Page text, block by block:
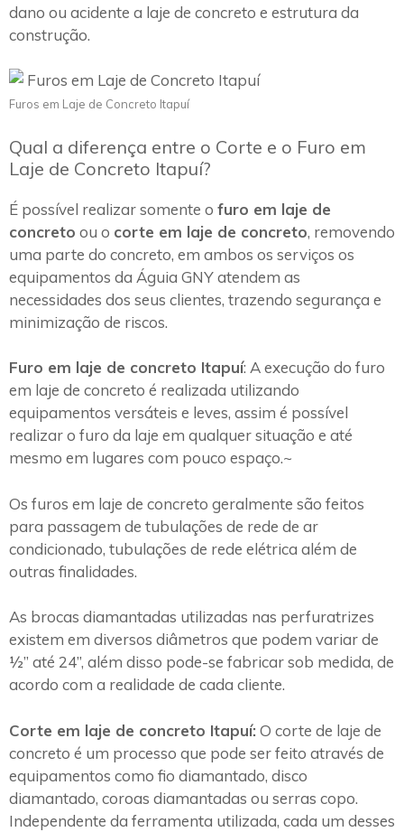
dano ou acidente a laje de concreto e estrutura da
construção.
Furos em Laje de Concreto Itapuí
Qual a diferença entre o Corte e o Furo em
Laje de Concreto Itapuí?
É possível realizar somente o furo em laje de
concreto ou o corte em laje de concreto, removendo
uma parte do concreto, em ambos os serviços os
equipamentos da Águia GNY atendem as
necessidades dos seus clientes, trazendo segurança e
minimização de riscos.
Furo em laje de concreto Itapuí: A execução do furo
em laje de concreto é realizada utilizando
equipamentos versáteis e leves, assim é possível
realizar o furo da laje em qualquer situação e até
mesmo em lugares com pouco espaço.~
Os furos em laje de concreto geralmente são feitos
para passagem de tubulações de rede de ar
condicionado, tubulações de rede elétrica além de
outras finalidades.
As brocas diamantadas utilizadas nas perfuratrizes
existem em diversos diâmetros que podem variar de
½” até 24”, além disso pode-se fabricar sob medida, de
acordo com a realidade de cada cliente.
Corte em laje de concreto Itapuí: O corte de laje de
concreto é um processo que pode ser feito através de
equipamentos como fio diamantado, disco
diamantado, coroas diamantadas ou serras copo.
Independente da ferramenta utilizada, cada um desses